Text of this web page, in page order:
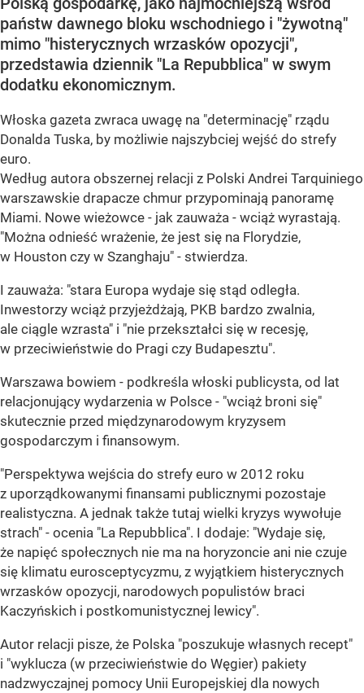
państw dawnego bloku wschodniego i "żywotną"
mimo "histerycznych wrzasków opozycji",
przedstawia dziennik "La Repubblica" w swym
dodatku ekonomicznym.
Włoska gazeta zwraca uwagę na "determinację" rządu
Donalda Tuska, by możliwie najszybciej wejść do strefy
euro.
Według autora obszernej relacji z Polski Andrei Tarquiniego
warszawskie drapacze chmur przypominają panoramę
Miami. Nowe wieżowce - jak zauważa - wciąż wyrastają.
"Można odnieść wrażenie, że jest się na Florydzie,
w Houston czy w Szanghaju" - stwierdza.
I zauważa: "stara Europa wydaje się stąd odległa.
Inwestorzy wciąż przyjeżdżają, PKB bardzo zwalnia,
ale ciągle wzrasta" i "nie przekształci się w recesję,
w przeciwieństwie do Pragi czy Budapesztu".
Warszawa bowiem - podkreśla włoski publicysta, od lat
relacjonujący wydarzenia w Polsce - "wciąż broni się"
skutecznie przed międzynarodowym kryzysem
gospodarczym i finansowym.
"Perspektywa wejścia do strefy euro w 2012 roku
z uporządkowanymi finansami publicznymi pozostaje
realistyczna. A jednak także tutaj wielki kryzys wywołuje
strach" - ocenia "La Repubblica". I dodaje: "Wydaje się,
że napięć społecznych nie ma na horyzoncie ani nie czuje
się klimatu eurosceptycyzmu, z wyjątkiem histerycznych
wrzasków opozycji, narodowych populistów braci
Kaczyńskich i postkomunistycznej lewicy".
Autor relacji pisze, że Polska "poszukuje własnych recept"
i "wyklucza (w przeciwieństwie do Węgier) pakiety
nadzwyczajnej pomocy Unii Europejskiej dla nowych